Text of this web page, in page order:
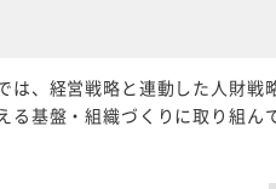
は、経営戦略と連動した人財戦
る基盤・組織づくりに取り組ん